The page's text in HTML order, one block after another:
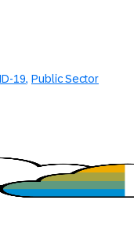
19 Public Sector